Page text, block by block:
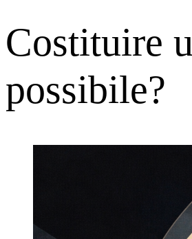
Costituire
possibile?